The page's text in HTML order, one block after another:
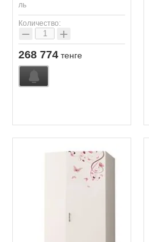
ль
Количество:
− +
268 774 тенге